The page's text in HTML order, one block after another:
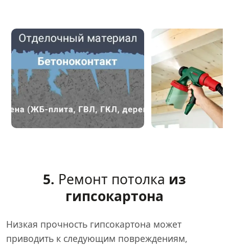
5. Ремонт потолка из
гипсокартона
Низкая прочность гипсокартона может
приводить к следующим повреждениям,